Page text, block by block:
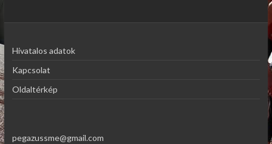
Hivatalos adatok
Kapcsolat
Oldaltérkép
pegazussme@gmail.com